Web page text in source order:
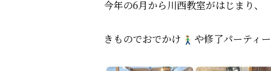
今年の6月から川西教室がはじまり、
きものでおでかけ や修了パーティー